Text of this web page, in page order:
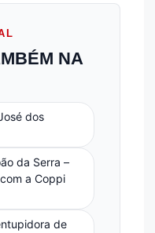
NA
dos
da Serra –
a Coppi
de